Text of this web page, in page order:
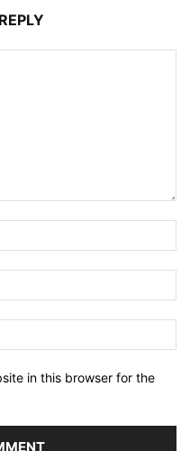
in this browser for the